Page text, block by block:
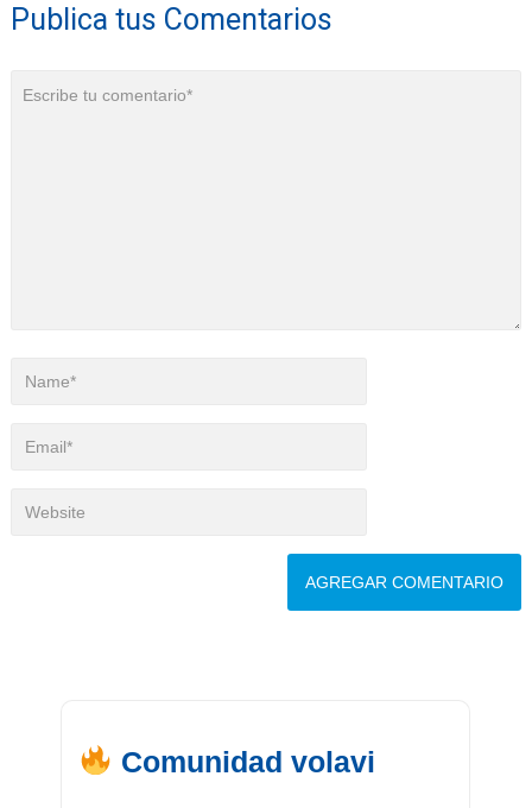
Publica tus Comentarios
Comunidad volavi